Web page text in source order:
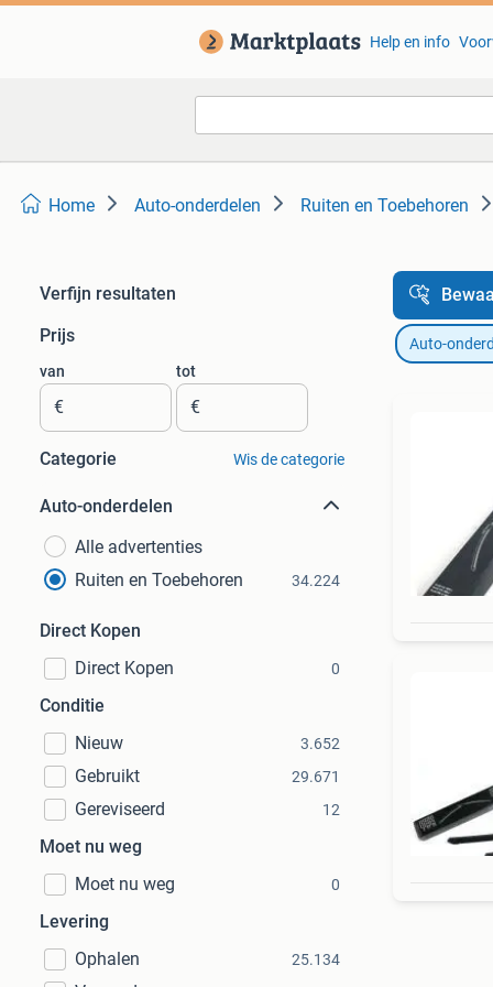
Help en info
Home Auto-onderdelen Ruiten en Toebehoren
Verfijn resultaten
Prijs
van
€
tot
€
Categorie Wis de categorie
Auto-onderdelen
Alle advertenties
Ruiten en Toebehoren
34.224
Direct Kopen
Direct Kopen
0
Conditie
Nieuw
3.652
Gebruikt 29.671
Gereviseerd 12
Moet nu weg
Moet nu weg
0
Levering
Ophalen
25.134
Auto-